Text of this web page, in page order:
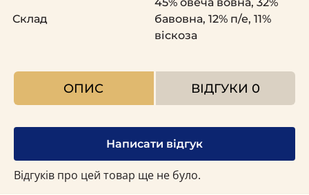
Склад
бавовна, 12% п/е, 11%
віскоза
ОПИС ВІДГУКИ 0
Написати відгук
Відгуків про цей товар ще не було.